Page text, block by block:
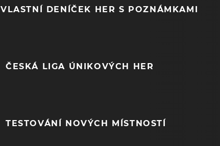
VLASTNÍ DENÍČEK HER S POZNÁMKAMI
ČESKÁ LIGA ÚNIKOVÝCH HER
TESTOVÁNÍ NOVÝCH MÍSTNOSTÍ